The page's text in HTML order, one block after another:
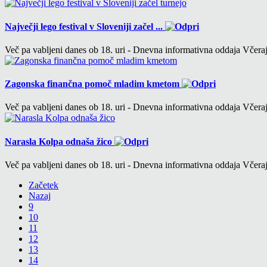
Največji lego festival v Sloveniji začel ...
Več pa vabljeni danes ob 18. uri - Dnevna informativna oddaja
Zagonska finančna pomoč mladim kmetom
Več pa vabljeni danes ob 18. uri - Dnevna informativna oddaja
Narasla Kolpa odnaša žico
Več pa vabljeni danes ob 18. uri - Dnevna informativna oddaja
Začetek
Nazaj
9
10
11
12
13
14